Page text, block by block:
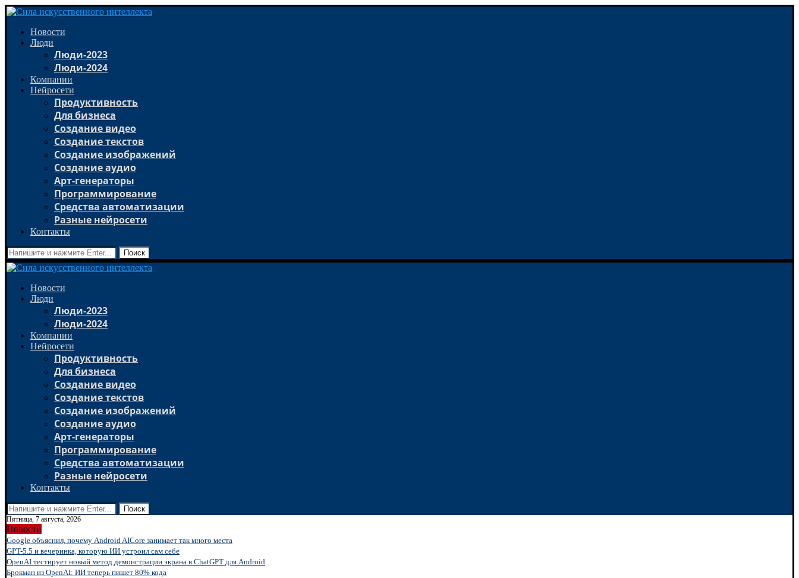
Новости
Люди
Люди-2023
Люди-2024
Компании
Нейросети
Продуктивность
Для бизнеса
Создание видео
Создание текстов
Создание изображений
Создание аудио
Арт-генераторы
Программирование
Средства автоматизации
Разные нейросети
Контакты
Поиск
Новости
Люди
Люди-2023
Люди-2024
Компании
Нейросети
Продуктивность
Для бизнеса
Создание видео
Создание текстов
Создание изображений
Создание аудио
Арт-генераторы
Программирование
Средства автоматизации
Разные нейросети
Контакты
Поиск
Пятница, 7 августа, 2026
Новости
Google объяснил, почему Android AICore занимает так много места
GPT-5.5 и вечеринка, которую ИИ устроил сам себе
OpenAI тестирует новый метод демонстрации экрана в ChatGPT для Android
Брокман из OpenAI: ИИ теперь пишет 80% кода